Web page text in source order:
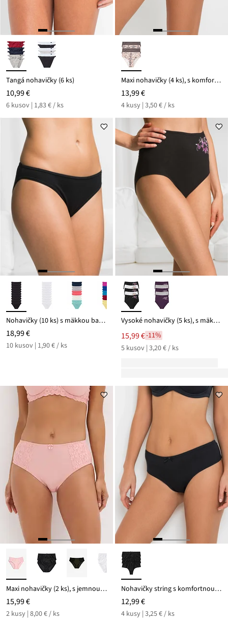
Tangá nohavičky (6 ks)
10,99 €
6 kusov | 1,83 € / ks
Maxi nohavičky (4 ks), s komfortnou bavlnou
13,99 €
4 kusy | 3,50 € / ks
Nohavičky (10 ks) s mäkkou bavlnou
18,99 €
10 kusov | 1,90 € / ks
Vysoké nohavičky (5 ks), s mäkkou bavlnou
15,99 €-11%
5 kusov | 3,20 € / ks
Maxi nohavičky (2 ks), s jemnou čipkou
15,99 €
2 kusy | 8,00 € / ks
Nohavičky string s komfortnou bavlnou (4 ks)
12,99 €
4 kusy | 3,25 € / ks